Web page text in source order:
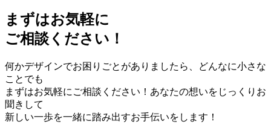
まずはお気軽に
ご相談ください！
何かデザインでお困りごとがありましたら、どんなに小さな
ことでも
まずはお気軽にご相談ください！あなたの想いをじっくりお
聞きして
新しい一歩を一緒に踏み出すお手伝いをします！